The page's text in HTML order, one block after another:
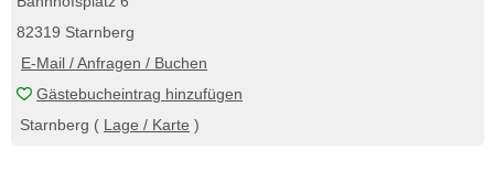
82319 Starnberg
E-Mail / Anfragen / Buchen
Gästebucheintrag hinzufügen
Starnberg ( Lage / Karte )